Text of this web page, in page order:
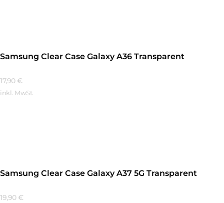
Samsung Clear Case Galaxy A36 Transparent
17,90 €
inkl. MwSt.
Samsung Clear Case Galaxy A37 5G Transparent
19,90 €